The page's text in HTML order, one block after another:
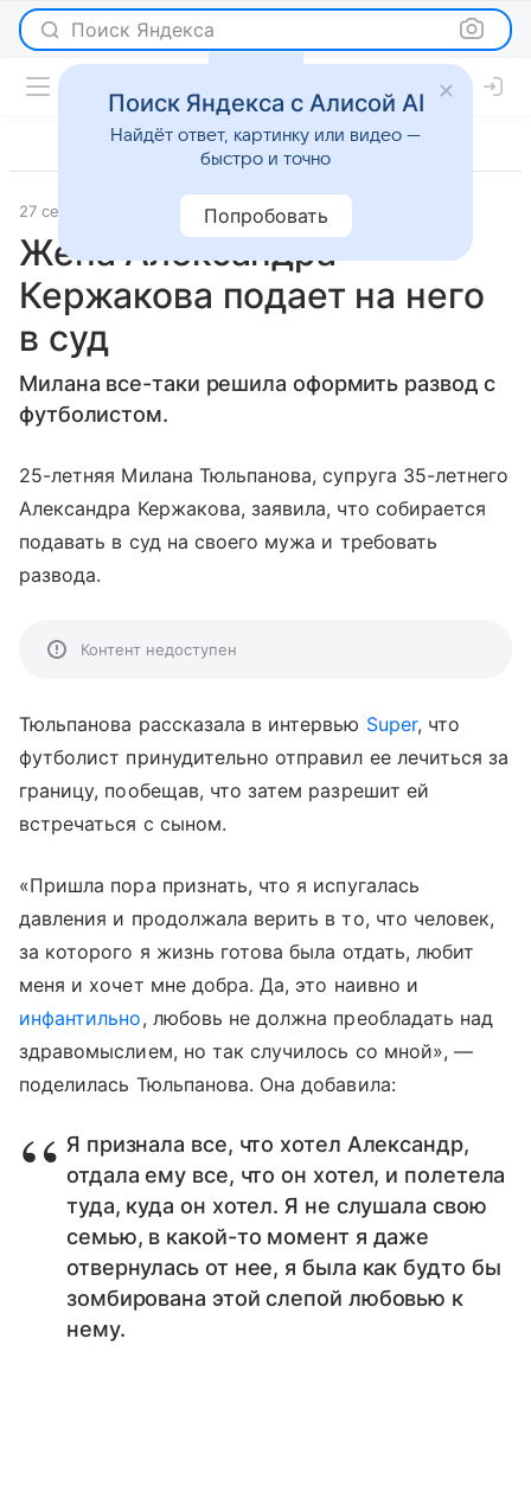
Поиск Яндекса
27 сентября 2018 Светская жизнь
Жена Александра
Кержакова подает на него
в суд
Милана все-таки решила оформить развод с
футболистом.
25-летняя Милана Тюльпанова, супруга 35-летнего
Александра Кержакова, заявила, что собирается
подавать в суд на своего мужа и требовать
развода.
Контент недоступен
Тюльпанова рассказала в интервью Super, что
футболист принудительно отправил ее лечиться за
границу, пообещав, что затем разрешит ей
встречаться с сыном.
«Пришла пора признать, что я испугалась
давления и продолжала верить в то, что человек,
за которого я жизнь готова была отдать, любит
меня и хочет мне добра. Да, это наивно и
инфантильно, любовь не должна преобладать над
здравомыслием, но так случилось со мной», —
поделилась Тюльпанова. Она добавила:
Я признала все, что хотел Александр,
отдала ему все, что он хотел, и полетела
туда, куда он хотел. Я не слушала свою
семью, в какой-то момент я даже
отвернулась от нее, я была как будто бы
зомбирована этой слепой любовью к
нему.
Поиск Яндекса с Алисой AI
Найдёт ответ, картинку или видео —
быстро и точно
Попробовать